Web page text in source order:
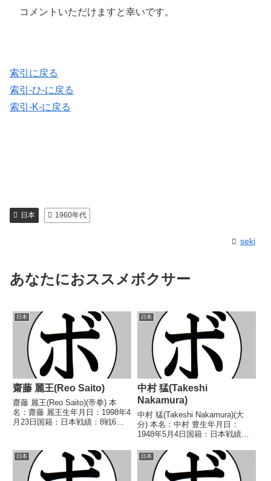
コメントいただけますと幸いです。
索引に戻る
索引-ひ-に戻る
索引-K-に戻る
日本 1960年代
seki
あなたにおススメボクサー
日本
齋藤 麗王(Reo Saito)
齋藤 麗王(Reo Saito)(帝拳) 本
名：齋藤 麗王生年月日：1998年4
月23日国籍：日本戦績：8戦6勝
チュア)2015年度高校選抜ライト
級優勝(アマチュア)20...
日本
中村 猛(Takeshi
Nakamura)
中村 猛(Takeshi Nakamura)(大
分) 本名：中村 豊生年月日：
1948年5月4日国籍：日本戦績：3
し 【戦歴】1970/06/09
○1RKO 山下 周二(熊
本)1970/08/24 ○3...
日本 日本